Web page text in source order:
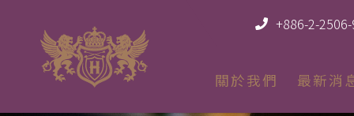
+886-2-
關於我們 最新消